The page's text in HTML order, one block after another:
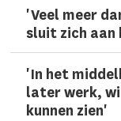
'Veel meer
sluit zich aan
'In het
later werk,
kunnen zien'